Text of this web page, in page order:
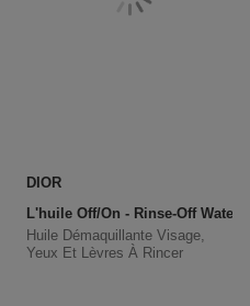
DIOR
L'huile Off/on - Rinse-Off
Huile Démaquillante Visage,
Yeux Et Lèvres À Rincer